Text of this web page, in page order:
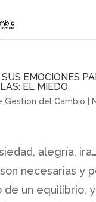
EMOCIONES
EL MIEDO
Gestion del Cambio
alegría,
necesarias y
un equilibrio,